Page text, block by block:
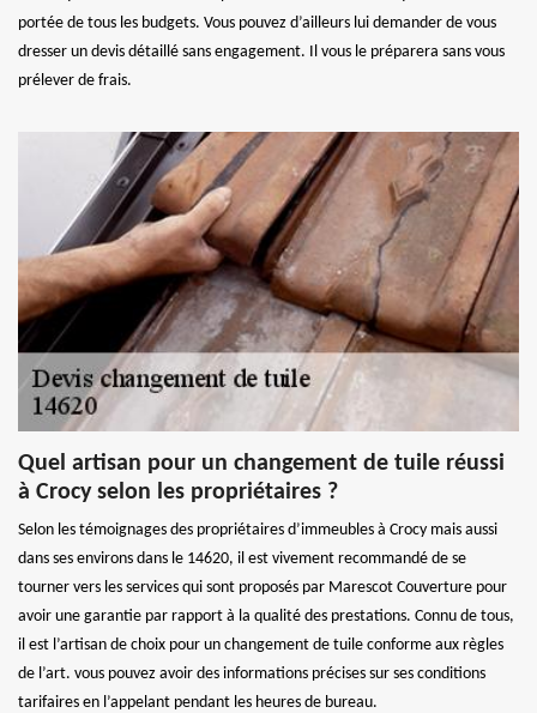
portée de tous les budgets. Vous pouvez d’ailleurs lui demander de vous
dresser un devis détaillé sans engagement. Il vous le préparera sans vous
prélever de frais.
Quel artisan pour un changement de tuile réussi
à Crocy selon les propriétaires ?
Selon les témoignages des propriétaires d’immeubles à Crocy mais aussi
dans ses environs dans le 14620, il est vivement recommandé de se
tourner vers les services qui sont proposés par Marescot Couverture pour
avoir une garantie par rapport à la qualité des prestations. Connu de tous,
il est l’artisan de choix pour un changement de tuile conforme aux règles
de l’art. vous pouvez avoir des informations précises sur ses conditions
tarifaires en l’appelant pendant les heures de bureau.